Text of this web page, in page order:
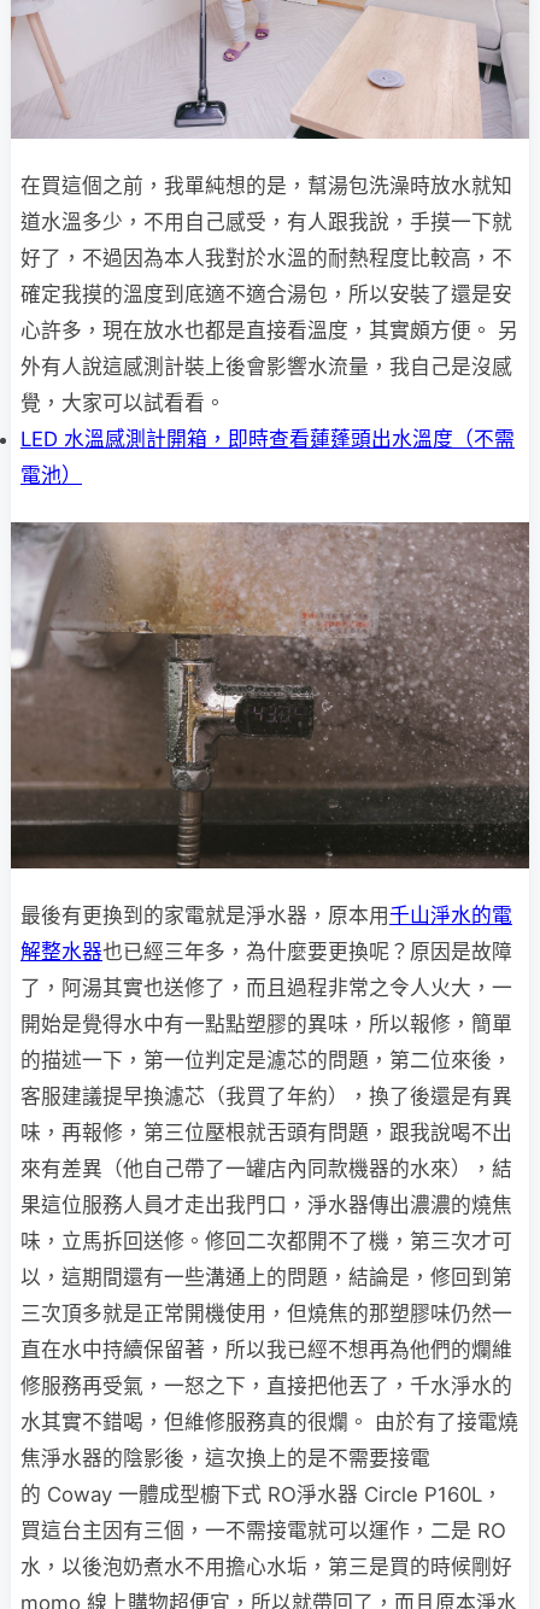
在買這個之前，我單純想的是，幫湯包洗澡時放水就知
道水溫多少，不用自己感受，有人跟我說，手摸一下就
好了，不過因為本人我對於水溫的耐熱程度比較高，不
確定我摸的溫度到底適不適合湯包，所以安裝了還是安
心許多，現在放水也都是直接看溫度，其實頗方便。 另
外有人說這感測計裝上後會影響水流量，我自己是沒感
覺，大家可以試看看。
LED 水溫感測計開箱，即時查看蓮蓬頭出水溫度（不需
電池）
最後有更換到的家電就是淨水器，原本用千山淨水的電
解整水器也已經三年多，為什麼要更換呢？原因是故障
了，阿湯其實也送修了，而且過程非常之令人火大，一
開始是覺得水中有一點點塑膠的異味，所以報修，簡單
的描述一下，第一位判定是濾芯的問題，第二位來後，
客服建議提早換濾芯（我買了年約），換了後還是有異
味，再報修，第三位壓根就舌頭有問題，跟我說喝不出
來有差異（他自己帶了一罐店內同款機器的水來），結
果這位服務人員才走出我門口，淨水器傳出濃濃的燒焦
味，立馬拆回送修。修回二次都開不了機，第三次才可
以，這期間還有一些溝通上的問題，結論是，修回到第
三次頂多就是正常開機使用，但燒焦的那塑膠味仍然一
直在水中持續保留著，所以我已經不想再為他們的爛維
修服務再受氣，一怒之下，直接把他丟了，千水淨水的
水其實不錯喝，但維修服務真的很爛。 由於有了接電燒
焦淨水器的陰影後，這次換上的是不需要接電
的 Coway 一體成型櫥下式 RO淨水器 Circle P160L，
買這台主因有三個，一不需接電就可以運作，二是 RO
水，以後泡奶煮水不用擔心水垢，第三是買的時候剛好
momo 線上購物超便宜，所以就帶回了，而且原本淨水